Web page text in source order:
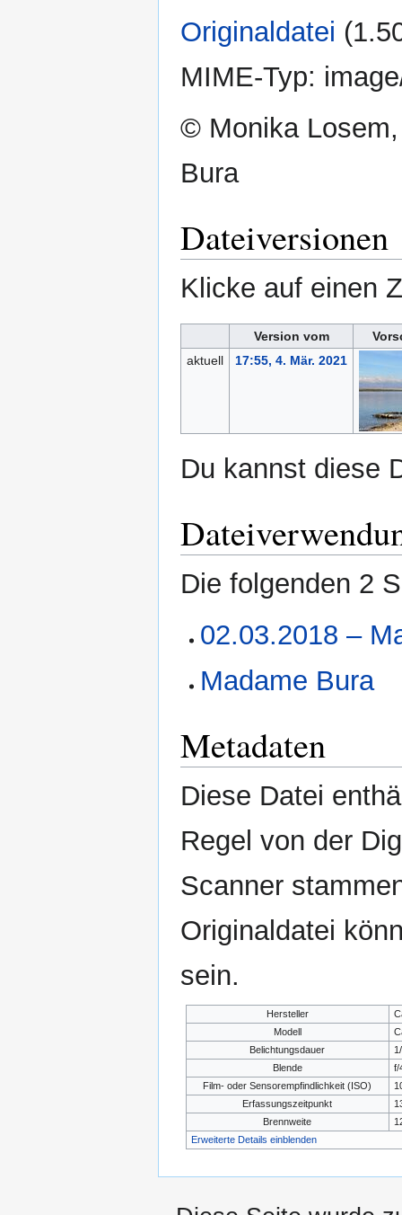
Originaldatei
MIME-Typ:
© Monika
Bura
Dateiversionen
Klicke auf einen
Version vom
aktuell
17:55, 4. Mär. 2021
Du kannst diese
Die folgenden 2
02.03.2018 –
Madame Bura
Metadaten
Diese Datei
Regel von der
Scanner
Originaldatei
sein.
Hersteller
Modell
Belichtungsdauer
Blende
f/
Film- oder Sensorempfindlichkeit (ISO)
Erfassungszeitpunkt
Brennweite
Erweiterte Details einblenden